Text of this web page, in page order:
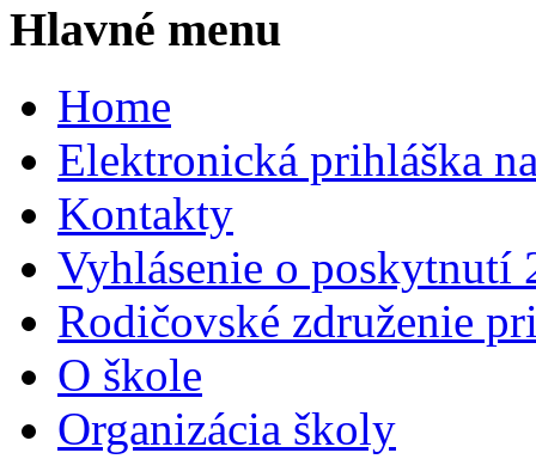
Hlavné menu
Home
Elektronická prihláška
Kontakty
Vyhlásenie o poskytnutí
Rodičovské združenie
O škole
Organizácia školy